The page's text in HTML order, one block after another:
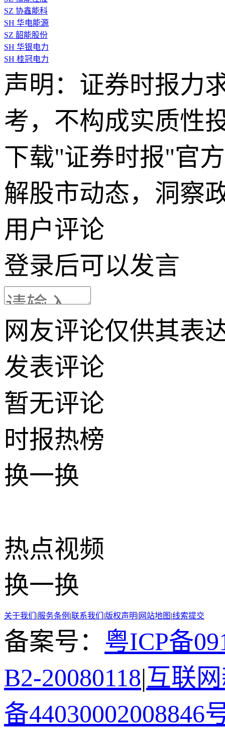
SZ 协鑫能科
SH 华电能源
SZ 韶能股份
SH 华银电力
SH 桂冠电力
声明：证券时报力
考，不构成实质性
下载"证券时报"官
解股市动态，洞察
用户评论
登录后可以发言
网友评论仅供其表
发表评论
暂无评论
时报热榜
换一换
热点视频
换一换
关于我们 |服务条例 |联系我们 |版权声明| 网站地图 |线索提交
备案号： 粤ICP备
B2-20080118|互联
备44030002008846